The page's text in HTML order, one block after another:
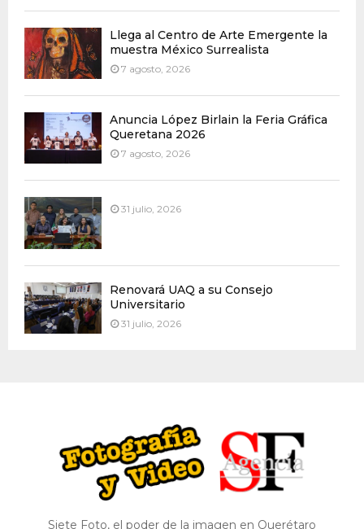
Llega al Centro de Arte Emergente la
muestra México Surrealista
7 agosto, 2026
Anuncia López Birlain la Feria Gráfica
Queretana 2026
7 agosto, 2026
31 julio, 2026
Renovará UAQ a su Consejo
Universitario
31 julio, 2026
Siete Foto, el poder de la imagen en Querétaro